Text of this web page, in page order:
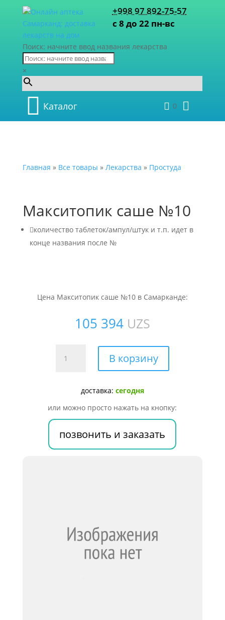
+998 97 892-75-57
с 8 до 22 пн-вс
Поиск: начните ввод названия лекарства
×
Каталог 0
Главная » Все товары » Лекарства » Простуда
Макситопик саше №10
количество таблеток/ампул/штук и т.п. идет в
конце названия после №
Цена Макситопик саше №10 в Самарканде:
105 394 UZS
товара
В корзину
доставка: сегодня
или можно просто нажать на кнопку:
позвонить и заказать